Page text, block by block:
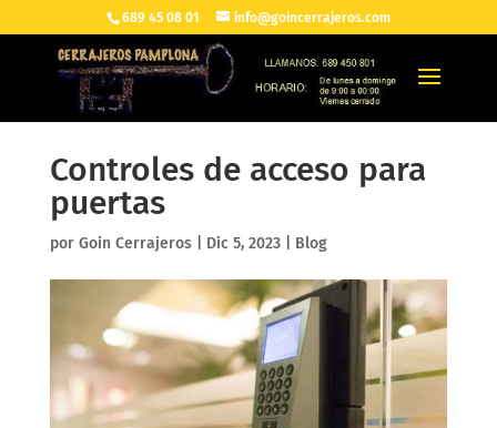
689 45 08 01 info@goincerrajeros.com
Controles de acceso para
puertas
por Goin Cerrajeros| Dic 5, 2023| Blog